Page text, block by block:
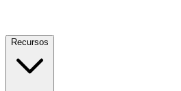
Recursos